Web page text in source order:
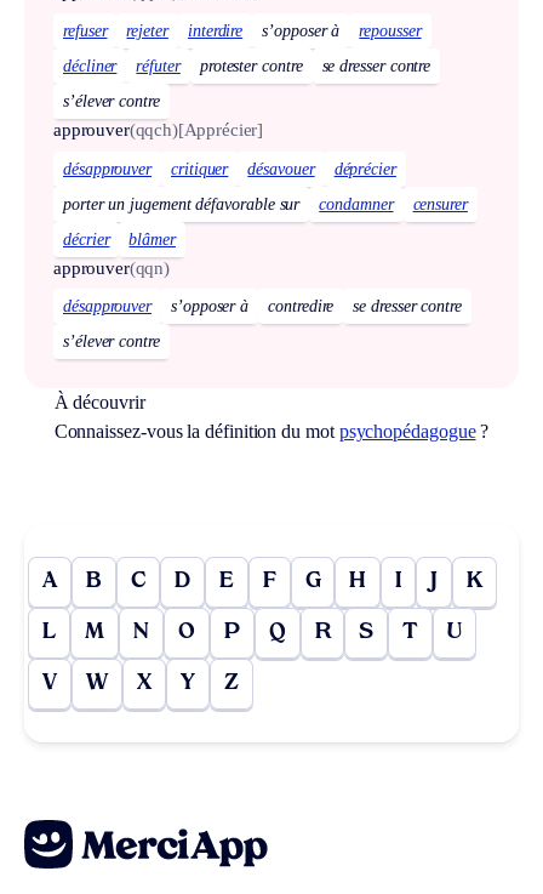
refuser rejeter interdire s’opposer à
repousser
décliner
réfuter protester contre
se dresser contre
s’élever contre
approuver(qqch)[Apprécier]
désapprouver critiquer désavouer
déprécier
porter un jugement défavorable sur
condamner
censurer
décrier
blâmer
approuver(qqn)
désapprouver s’opposer à contredire
se dresser contre
s’élever contre
À découvrir
Connaissez-vous la définition du motpsychopédagogue?
A B C D E F G H I J K
L M N O P Q R S T U
V W X Y Z